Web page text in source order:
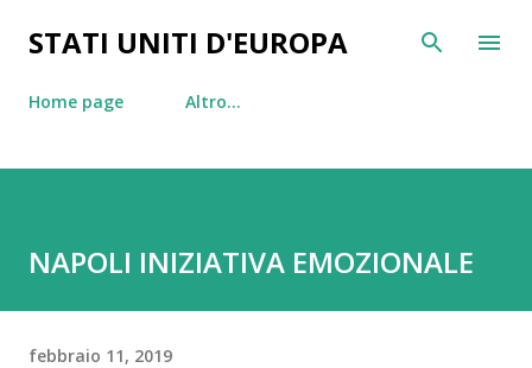
Passa ai contenuti principali
STATI UNITI D'EUROPA
Home page Altro…
NAPOLI INIZIATIVA EMOZIONALE
febbraio 11, 2019